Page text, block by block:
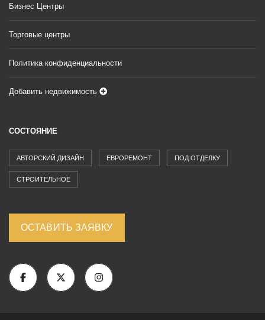
Бизнес Центры
Торговые центры
Политика конфиденциальности
Добавить недвижимость
СОСТОЯНИЕ
АВТОРСКИЙ ДИЗАЙН ЕВРОРЕМОНТ ПОД ОТДЕЛКУ
СТРОИТЕЛЬНОЕ
ОСТАВИТЬ ЗАЯВКУ